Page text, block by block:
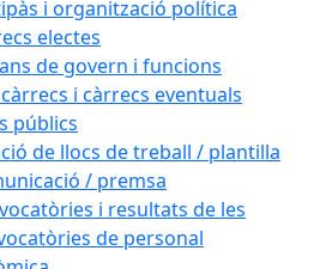
i organització política
electes
de govern i funcions
i càrrecs eventuals
públics
de llocs de treball / plantilla
/ premsa
i resultats de les
de personal